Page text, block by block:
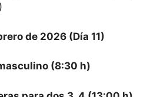
de 2026 (Día 11)
(8:30 h)